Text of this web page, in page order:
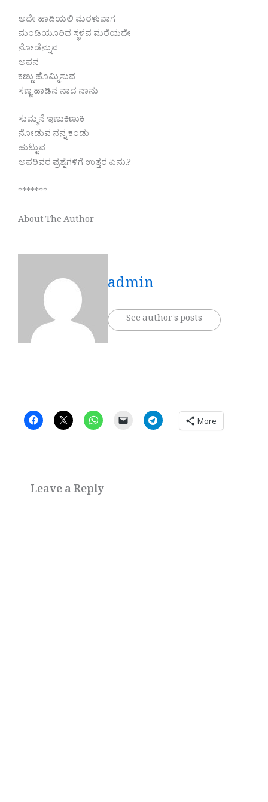
ಅದೇ ಹಾದಿಯಲಿ ಮರಳುವಾಗ
ಮಂಡಿಯೂರಿದ ಸ್ಥಳವ ಮರೆಯದೇ
ನೋಡೆನ್ನುವ
ಅವನ
ಕಣ್ಣು ಹೊಮ್ಮಿಸುವ
ಸಣ್ಣ ಹಾಡಿನ ನಾದ ನಾನು
ಸುಮ್ಮನೆ ಇಣುಕಿಣುಕಿ
ನೋಡುವ ನನ್ನ ಕಂಡು
ಹುಟ್ಟುವ
ಅವರಿವರ ಪ್ರಶ್ನೆಗಳಿಗೆ ಉತ್ತರ ಏನು.?
*******
About The Author
admin
See author's posts
More
Leave a Reply